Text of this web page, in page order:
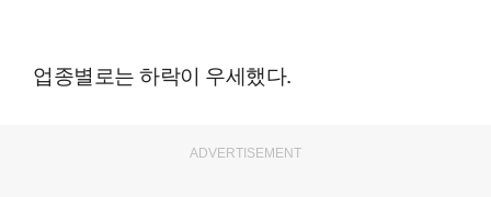
업종별로는 하락이 우세했다.
ADVERTISEMENT